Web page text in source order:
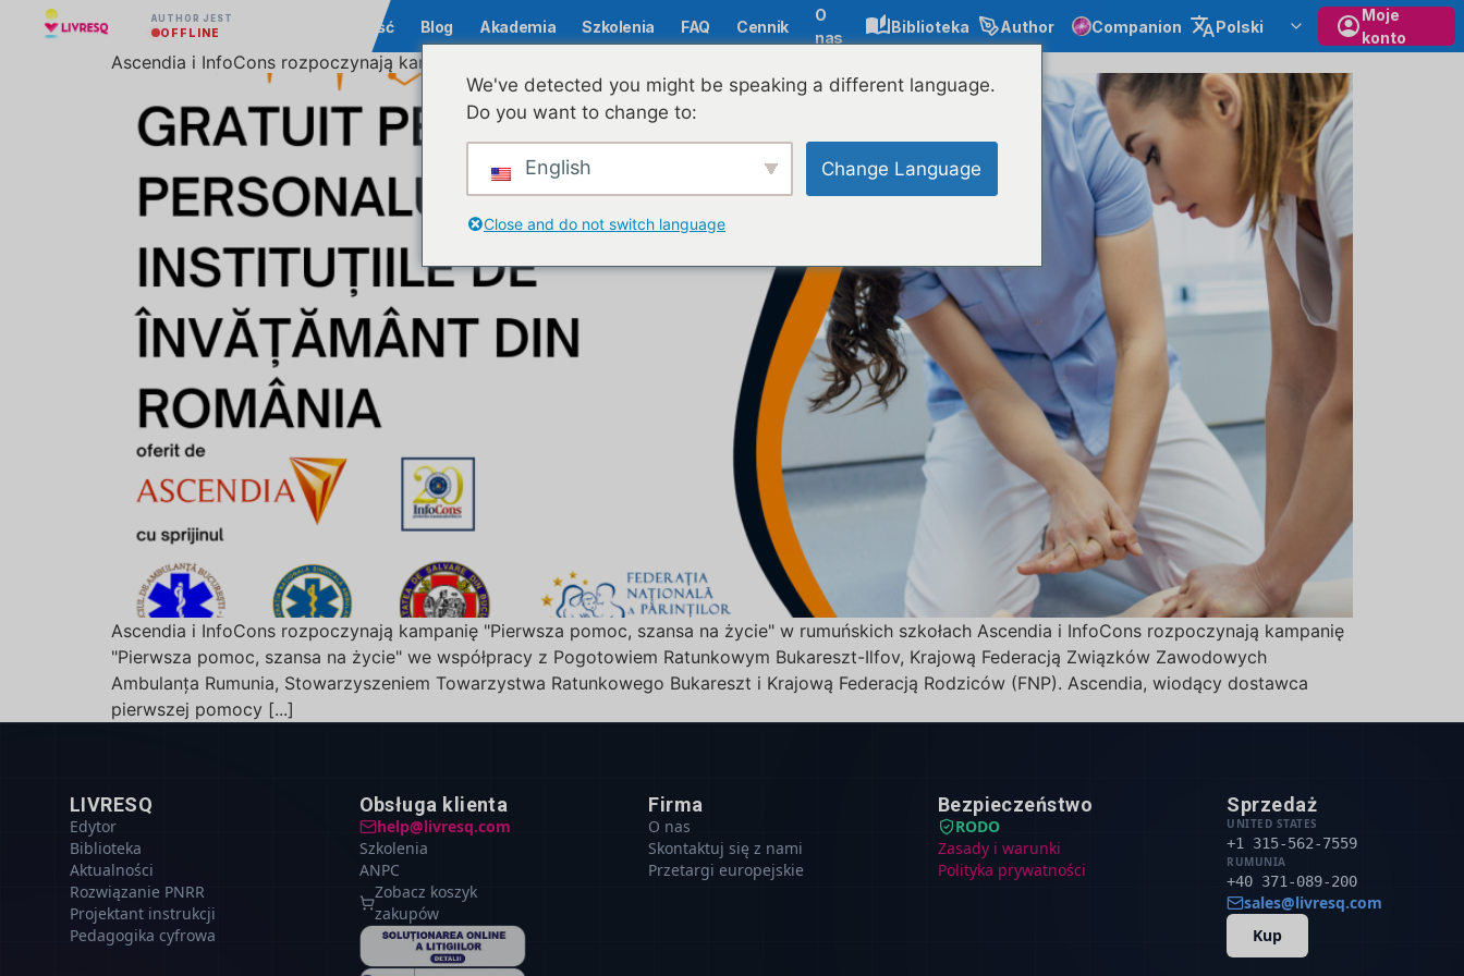
AUTHOR JEST
OFFLINE Społeczność Blog Akademia Szkolenia FAQ Cennik
O
nas
Biblioteka Author Companion Polski
Moje
konto
Ascendia i InfoCons rozpoczynają kampanię "Pierwsza pomoc, szansa na życie" w rumuńskich szkołach
Ascendia i InfoCons rozpoczynają kampanię "Pierwsza pomoc, szansa na życie" w rumuńskich szkołach Ascendia i InfoCons rozpoczynają kampanię
"Pierwsza pomoc, szansa na życie" we współpracy z Pogotowiem Ratunkowym Bukareszt-Ilfov, Krajową Federacją Związków Zawodowych
Ambulanța Rumunia, Stowarzyszeniem Towarzystwa Ratunkowego Bukareszt i Krajową Federacją Rodziców (FNP). Ascendia, wiodący dostawca
pierwszej pomocy [...]
LIVRESQ
Edytor
Biblioteka
Aktualności
Rozwiązanie PNRR
Projektant instrukcji
Pedagogika cyfrowa
Obsługa klienta
help@livresq.com
Szkolenia
ANPC
Zobacz koszyk
zakupów
Firma
O nas
Skontaktuj się z nami
Przetargi europejskie
Bezpieczeństwo
RODO
Zasady i warunki
Polityka prywatności
Sprzedaż
UNITED STATES
+1 315-562-7559
RUMUNIA
+40 371-089-200
sales@livresq.com
Kup
We've detected you might be speaking a different language.
Do you want to change to:
English Change Language
Close and do not switch language